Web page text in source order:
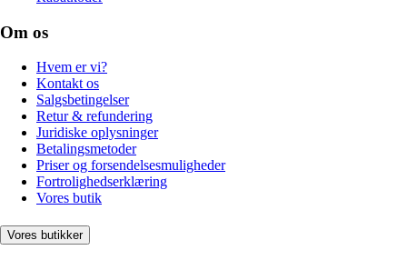
Om os
Hvem er vi?
Kontakt os
Salgsbetingelser
Retur & refundering
Juridiske oplysninger
Betalingsmetoder
Priser og forsendelsesmuligheder
Fortrolighedserklæring
Vores butik
Vores butikker